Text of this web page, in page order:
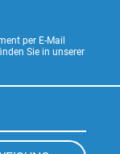
per E-Mail
Sie in unserer